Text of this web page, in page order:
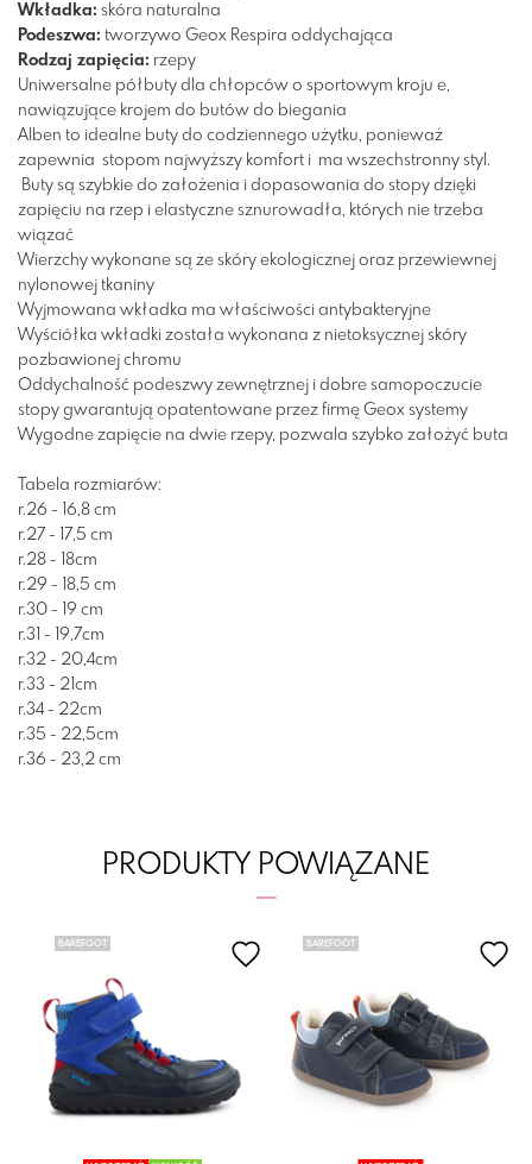
Wkładka: skóra naturalna
Podeszwa: tworzywo Geox Respira oddychająca
Rodzaj zapięcia: rzepy
Uniwersalne półbuty dla chłopców o sportowym kroju e,
nawiązujące krojem do butów do biegania
Alben to idealne buty do codziennego użytku, ponieważ
zapewnia stopom najwyższy komfort i ma wszechstronny styl.
Buty są szybkie do założenia i dopasowania do stopy dzięki
zapięciu na rzep i elastyczne sznurowadła, których nie trzeba
wiązać
Wierzchy wykonane są ze skóry ekologicznej oraz przewiewnej
nylonowej tkaniny
Wyjmowana wkładka ma właściwości antybakteryjne
Wyściółka wkładki została wykonana z nietoksycznej skóry
pozbawionej chromu
Oddychalność podeszwy zewnętrznej i dobre samopoczucie
stopy gwarantują opatentowane przez firmę Geox systemy
Wygodne zapięcie na dwie rzepy, pozwala szybko założyć buta
Tabela rozmiarów:
r.26 - 16,8 cm
r.27 - 17,5 cm
r.28 - 18cm
r.29 - 18,5 cm
r.30 - 19 cm
r.31 - 19,7cm
r.32 - 20,4cm
r.33 - 21cm
r.34 - 22cm
r.35 - 22,5cm
r.36 - 23,2 cm
PRODUKTY POWIĄZANE
BAREFOOT BAREFOOT